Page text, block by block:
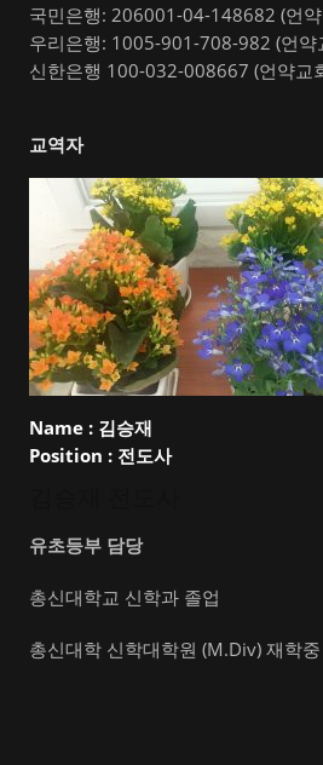
국민은행: 206001-04-148682 (언
우리은행: 1005-901-708-982 (언약
신한은행 100-032-008667 (언약교
교역자
Name : 김승재
Position : 전도사
유초등부 담당
총신대학교 신학과 졸업
총신대학 신학대학원 (M.Div) 재학중